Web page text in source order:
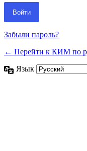
Забыли пароль?
← Перейти к КИМ по
Язык